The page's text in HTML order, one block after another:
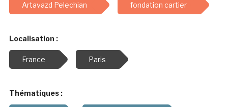
Artavazd Pelechian fondation cartier
Localisation :
France Paris
Thématiques :